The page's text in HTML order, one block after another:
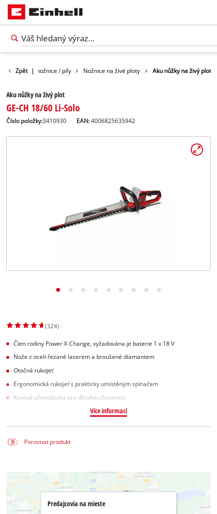
Slovenský
Zpět |
Záhradné nožnice / píly Nožnice na živé ploty Aku nůžky na živý plot
Aku nůžky na živý plot
GE-CH 18/60 Li-Solo
Číslo položky:3410930 EAN:4006825635942
(324)
Člen rodiny Power X-Change, vyžadována je baterie 1 x 18 V
Nože z oceli řezané laserem a broušené diamantem
Otočná rukojeť
Ergonomická rukojeť s prakticky umístěným spínačem
Kovová převodovka pro dlouhou životnost
Více informací
Porovnat produkt
Predajcovia na mieste